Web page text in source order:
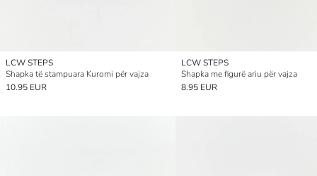
LCW STEPS
Shapka të stampuara Kuromi për vajza
10.95 EUR
LCW STEPS
Shapka me figurë ariu për vajza
8.95 EUR